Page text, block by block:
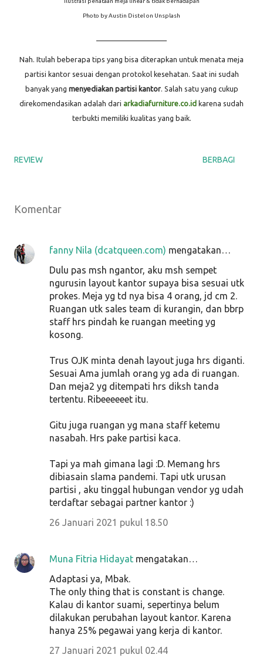
Photo by Austin Distel on Unsplash
Nah. Itulah beberapa tips yang bisa diterapkan untuk menata meja
partisi kantor sesuai dengan protokol kesehatan. Saat ini sudah
banyak yang menyediakan partisi kantor. Salah satu yang cukup
direkomendasikan adalah dari arkadiafurniture.co.id karena sudah
terbukti memiliki kualitas yang baik.
REVIEW BERBAGI
Komentar
fanny Nila (dcatqueen.com) mengatakan…
Dulu pas msh ngantor, aku msh sempet
ngurusin layout kantor supaya bisa sesuai utk
prokes. Meja yg td nya bisa 4 orang, jd cm 2.
Ruangan utk sales team di kurangin, dan bbrp
staff hrs pindah ke ruangan meeting yg
kosong.
Trus OJK minta denah layout juga hrs diganti.
Sesuai Ama jumlah orang yg ada di ruangan.
Dan meja2 yg ditempati hrs diksh tanda
tertentu. Ribeeeeeet itu.
Gitu juga ruangan yg mana staff ketemu
nasabah. Hrs pake partisi kaca.
Tapi ya mah gimana lagi :D. Memang hrs
dibiasain slama pandemi. Tapi utk urusan
partisi , aku tinggal hubungan vendor yg udah
terdaftar sebagai partner kantor :)
26 Januari 2021 pukul 18.50
Muna Fitria Hidayat mengatakan…
Adaptasi ya, Mbak.
The only thing that is constant is change.
Kalau di kantor suami, sepertinya belum
dilakukan perubahan layout kantor. Karena
hanya 25% pegawai yang kerja di kantor.
27 Januari 2021 pukul 02.44